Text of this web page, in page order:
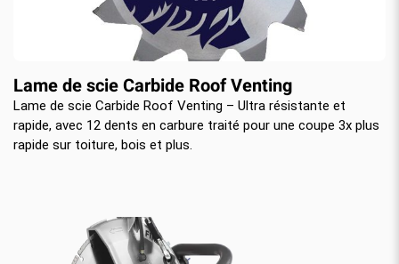
Lame de scie Carbide Roof Venting
Lame de scie Carbide Roof Venting – Ultra résistante et
rapide, avec 12 dents en carbure traité pour une coupe 3x plus
rapide sur toiture, bois et plus.